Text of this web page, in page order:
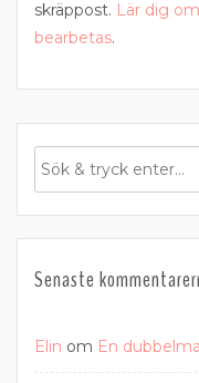
skräppost. Lär dig
bearbetas.
Senaste
Elin om En